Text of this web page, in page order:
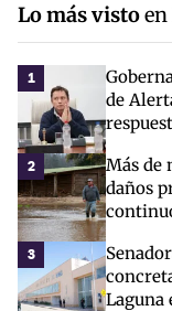
Lo más vistoen
1
de
2
Más de
daños
3
Laguna